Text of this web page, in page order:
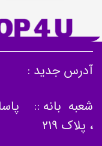
آدرس جدید :
شعبه بانه ::
، پلاک 219